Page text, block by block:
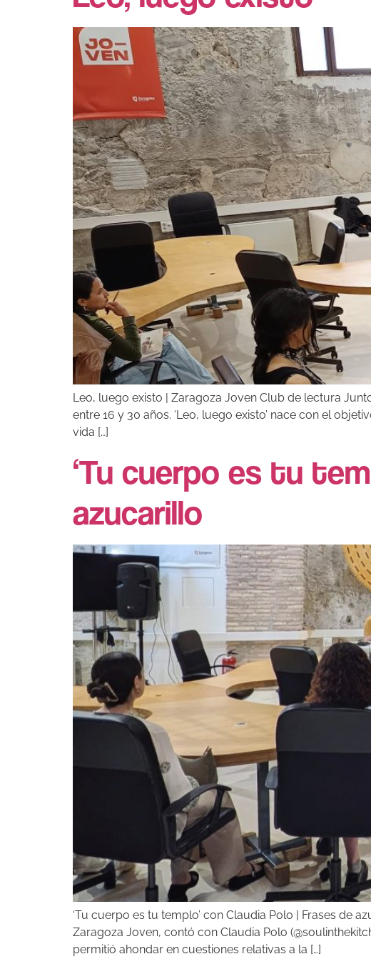
Leo, luego existo | Zaragoza Joven Club de lectura
entre 16 y 30 años. ‘Leo, luego existo’ nace con el
vida […]
‘Tu cuerpo es tu
azucarillo
‘Tu cuerpo es tu templo’ con Claudia Polo | Frases de
Zaragoza Joven, contó con Claudia Polo
permitió ahondar en cuestiones relativas a la […]